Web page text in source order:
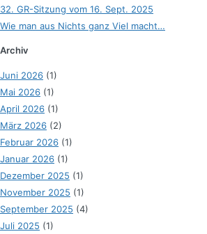
32. GR-Sitzung vom 16. Sept. 2025
Wie man aus Nichts ganz Viel macht…
Archiv
Juni 2026 (1)
Mai 2026 (1)
April 2026 (1)
März 2026 (2)
Februar 2026 (1)
Januar 2026 (1)
Dezember 2025 (1)
November 2025 (1)
September 2025 (4)
Juli 2025 (1)